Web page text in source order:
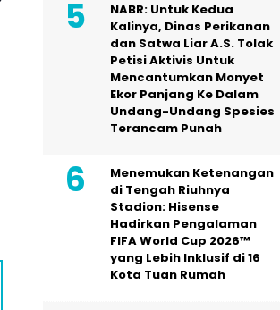
NABR: Untuk Kedua
Kalinya, Dinas Perikanan
dan Satwa Liar A.S. Tolak
Petisi Aktivis Untuk
Mencantumkan Monyet
Ekor Panjang Ke Dalam
Undang-Undang Spesies
Terancam Punah
Menemukan Ketenangan
di Tengah Riuhnya
Stadion: Hisense
Hadirkan Pengalaman
FIFA World Cup 2026™
yang Lebih Inklusif di 16
Kota Tuan Rumah